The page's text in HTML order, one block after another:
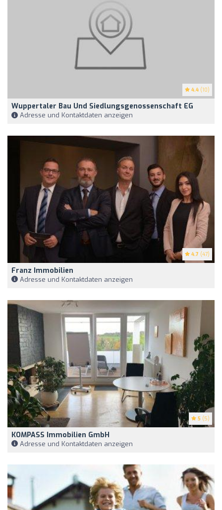
4.4 (10)
Wuppertaler Bau Und Siedlungsgenossenschaft EG
Adresse und Kontaktdaten anzeigen
4.7 (47)
Franz Immobilien
Adresse und Kontaktdaten anzeigen
5 (5)
KOMPASS Immobilien GmbH
Adresse und Kontaktdaten anzeigen